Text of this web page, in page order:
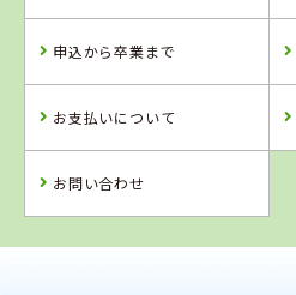
詳 細
2 位
茨城県
車学校
詳 細
申 込
所
詳 細
申 込
申込から卒業まで
お支払いについて
お問い合わせ